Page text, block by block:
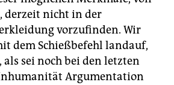
derzeit nicht in der
vorzufinden. Wir
dem Schießbefehl landauf,
sei noch bei den letzten
Argumentation